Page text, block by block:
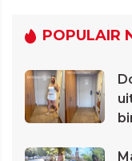
POPULAIR